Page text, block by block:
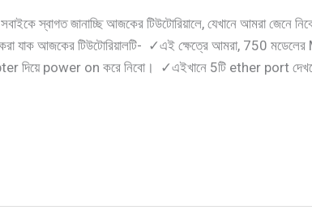
স্বাগত জানাচ্ছি আজকের টিউটোরিয়ালে, যেখানে আমরা
যাক আজকের টিউটোরিয়ালটি- ✓এই ক্ষেত্রে আমরা, 750
দিয়ে power on করে নিবো। ✓এইখানে 5টি ether port